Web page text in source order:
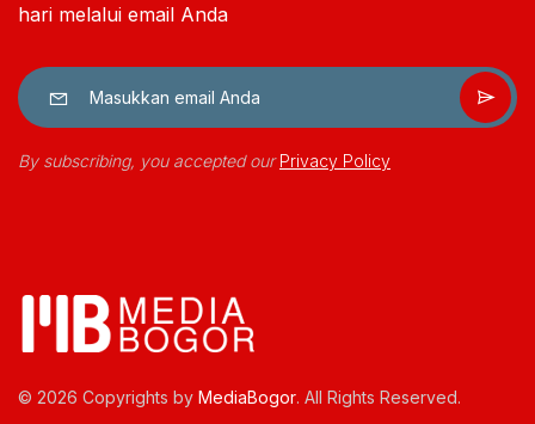
hari melalui email Anda
By subscribing, you accepted ourPrivacy Policy
© 2026 Copyrights by MediaBogor. All Rights Reserved.